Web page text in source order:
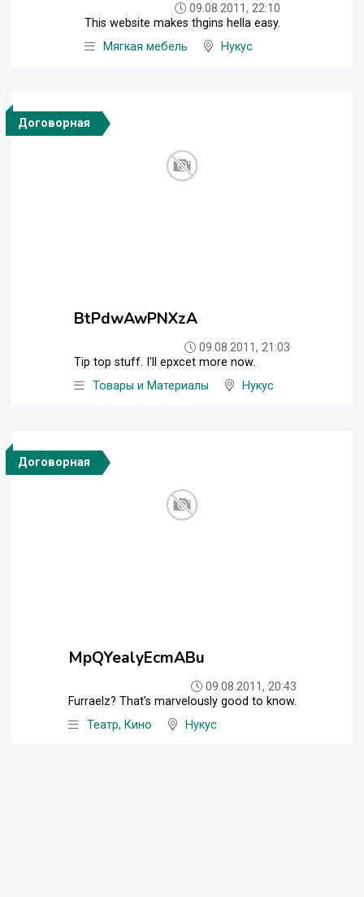
09.08.2011, 22:10
This website makes thgins hella easy.
Мягкая мебель
Нукус
Договорная
BtPdwAwPNXzA
09.08.2011, 21:03
Tip top stuff. I'll epxcet more now.
Товары и Материалы
Нукус
Договорная
MpQYealyEcmABu
09.08.2011, 20:43
Furraelz? That's marvelously good to know.
Театр, Кино
Нукус